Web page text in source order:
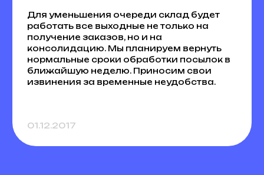
Для уменьшения очереди склад будет
работать все выходные не только на
получение заказов, но и на
консолидацию. Мы планируем вернуть
нормальные сроки обработки посылок в
ближайшую неделю. Приносим свои
извинения за временные неудобства.
01.12.2017